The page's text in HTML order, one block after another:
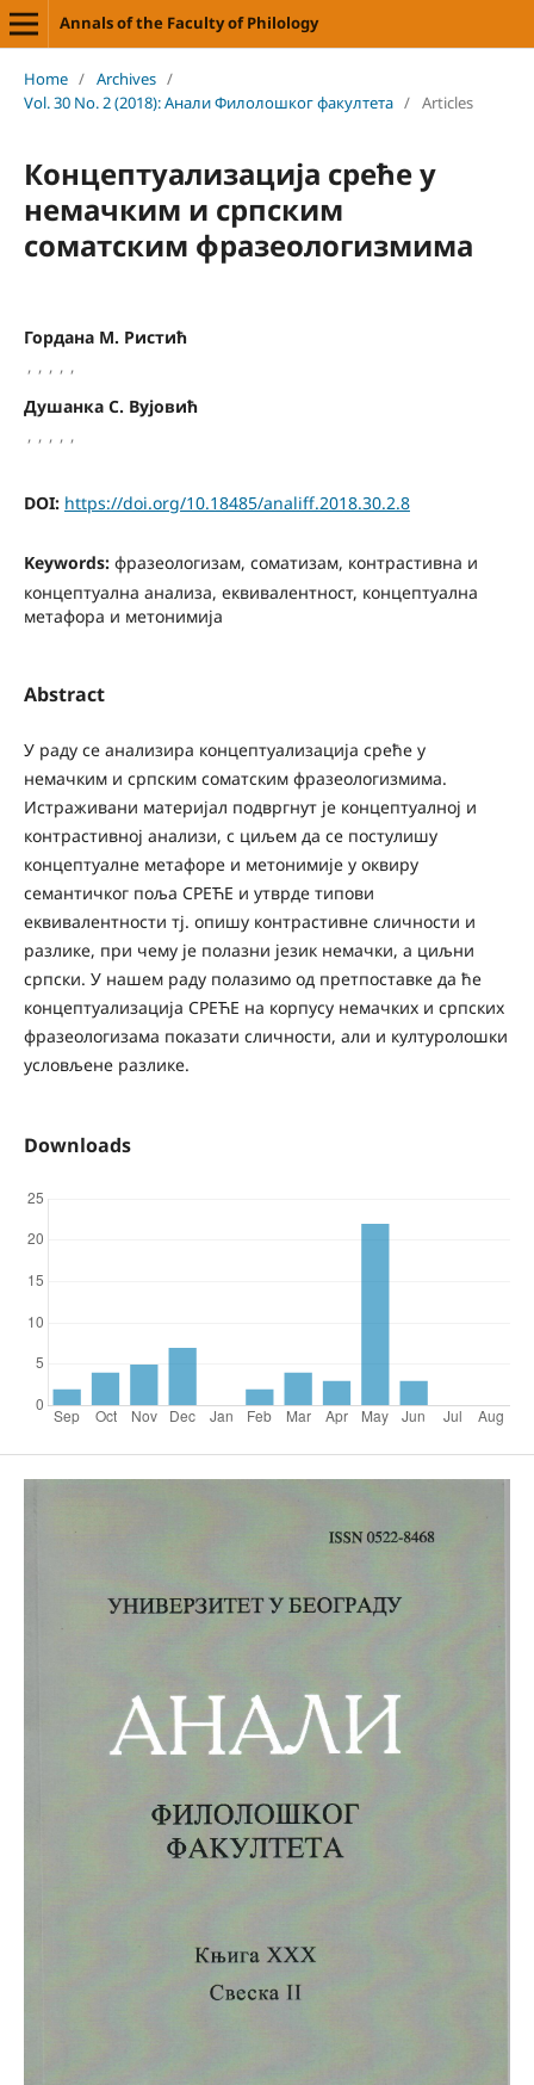
Annals of the Faculty of Philology
Home / Archives /
Vol. 30 No. 2 (2018): Анали Филолошког факултета / Articles
Концептуализацијa среће у
немачким и српским
соматским фразеологизмима
Гордана М. Ристић
, , , , ,
Душанка С. Вујовић
, , , , ,
DOI: https://doi.org/10.18485/analiff.2018.30.2.8
Keywords: фpaзeoлoгизaм, соматизам, контрастивна и
концептуална анализа, еквивалентност, концептуална
метафора и метонимија
Abstract
У раду се анализира концептуализација среће у
немачким и српским соматским фразеологизмима.
Истраживани материјал подвргнут је концептуалној и
контрастивној анализи, с циљем да се постулишу
концептуалне метафоре и метонимије у оквиру
семантичког поља СРЕЋЕ и утврде типови
еквивалентности тј. опишу контрастивне сличности и
разлике, при чему је полазни језик немачки, а циљни
српски. У нашем раду полазимо од претпоставке да ће
концептуализација СРЕЋЕ на корпусу немачких и српских
фразеологизама показати сличности, али и културолошки
условљене разлике.
Downloads